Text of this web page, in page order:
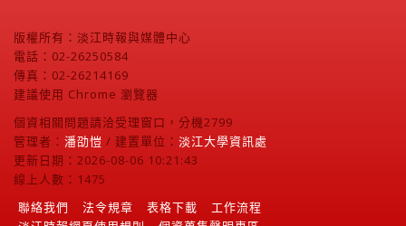
版權所有：淡江時報與媒體中心
電話：02-26250584
傳真：02-26214169
建議使用 Chrome 瀏覽器
個資相關問題請洽受理窗口，分機2799
管理者： 潘劭愷 / 建置單位： 淡江大學資訊處
更新日期：2026-08-06 10:21:43
線上人數：1475
聯絡我們
法令規章 表格下載
工作流程